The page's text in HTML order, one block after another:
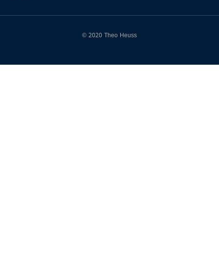
© 2020 Theo Heuss